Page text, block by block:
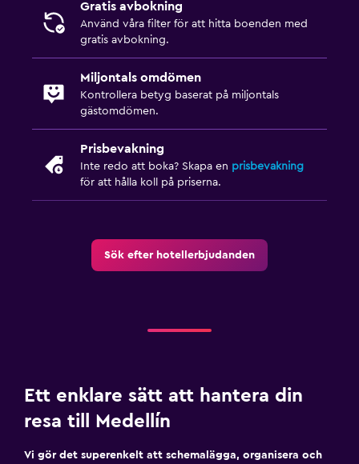
Gratis avbokning
Använd våra filter för att hitta boenden med
gratis avbokning.
Miljontals omdömen
Kontrollera betyg baserat på miljontals
gästomdömen.
Prisbevakning
Inte redo att boka? Skapa en prisbevakning
för att hålla koll på priserna.
Sök efter hotellerbjudanden
Ett enklare sätt att hantera din
resa till Medellín
Vi gör det superenkelt att schemalägga, organisera och